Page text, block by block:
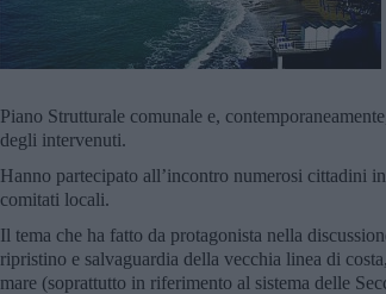
Piano Strutturale comunale e,
degli intervenuti.
Hanno partecipato all’incontro numerosi cittadini
comitati locali.
Il tema che ha fatto da protagonista nella
ripristino e salvaguardia della vecchia linea di
mare (soprattutto in riferimento al sistema delle